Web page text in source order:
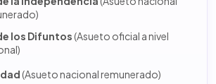
los Difuntos(Asueto oficial a nivel
(Asueto nacional remunerado)